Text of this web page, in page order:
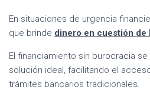
En situaciones de urgencia
que brinde dinero en cuestión de
El financiamiento sin burocracia
solución ideal, facilitando el
trámites bancarios tradicionales.